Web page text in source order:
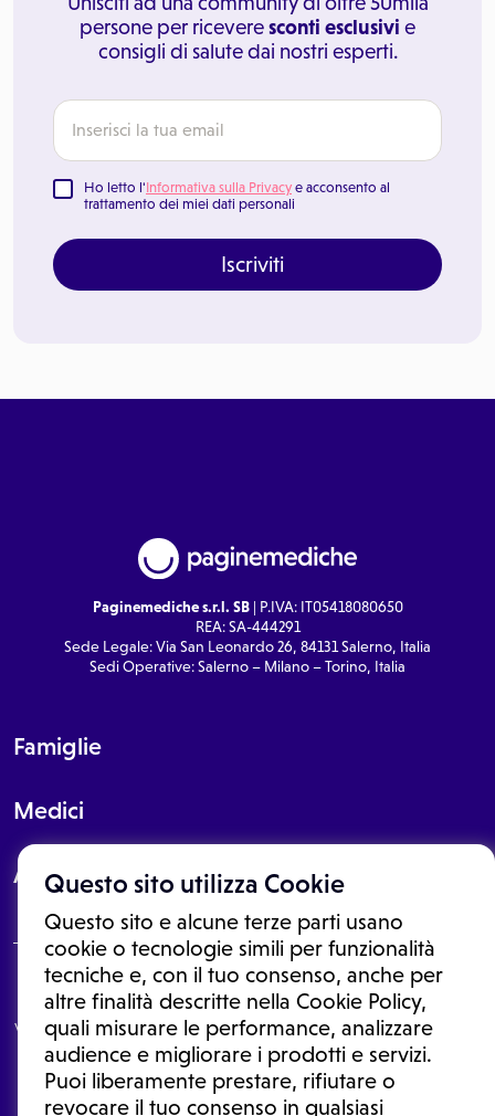
Questo sito utilizza Cookie
Questo sito e alcune terze parti usano
cookie o tecnologie simili per funzionalità
tecniche e, con il tuo consenso, anche per
altre finalità descritte nella Cookie Policy,
quali misurare le performance, analizzare
audience e migliorare i prodotti e servizi.
Puoi liberamente prestare, rifiutare o
revocare il tuo consenso in qualsiasi
persone per riceveresconti esclusivi e
consigli di salute dai nostri esperti.
Ho letto l'Informativa sulla Privacy e acconsento al
trattamento dei miei dati personali
Iscriviti
Paginemediche s.r.l. SB| P.IVA: IT05418080650
REA: SA-444291
Sede Legale: Via San Leonardo 26, 84131 Salerno, Italia
Sedi Operative: Salerno – Milano – Torino, Italia
Famiglie
Medici
About
Le informazioni proposte in questo sito non sono un consulto medico.
In nessun caso, queste informazioni sostituiscono un consulto, una
visita o una diagnosi formulata dal medico. Non si devono considerare
le informazioni disponibili come suggerimenti per la formulazione di
una diagnosi, la determinazione di un trattamento o l'assunzione o
sospensione di un farmaco senza prima consultare un medico di
medicina generale o uno specialista.